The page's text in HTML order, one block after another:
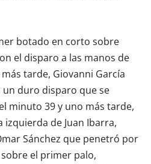
botado en corto sobre
el disparo a las manos de
tarde, Giovanni García
duro disparo que se
minuto 39 y uno más tarde,
izquierda de Juan Ibarra,
Sánchez que penetró por
el primer palo,